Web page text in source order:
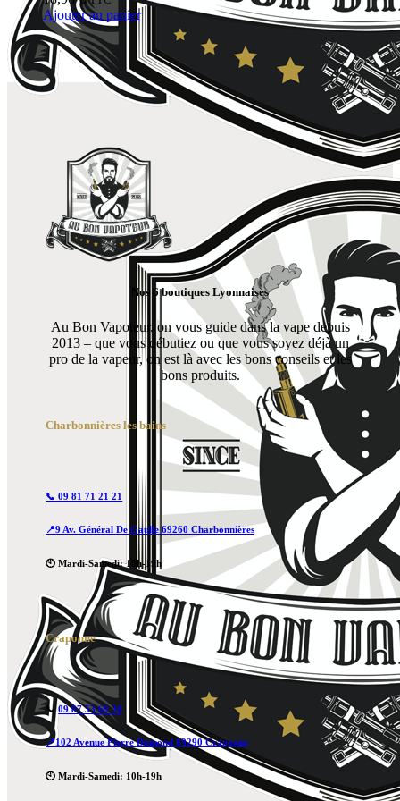
choisies
sur
la
page
du
produit
Ajouter au panier
Nos 6 boutiques Lyonnaises
Au Bon Vapoteur, on vous guide dans la vape depuis
2013 – que vous débutiez ou que vous soyez déjà un
pro de la vapeur, on est là avec les bons conseils et les
bons produits.
Charbonnières les bains
📞 09 81 71 21 21
📍9 Av. Général De Gaulle 69260 Charbonnières
🕙 Mardi-Samedi: 10h-19h
Craponne
📞09 87 53 69 30
📍102 Avenue Pierre Dumond 69290 Craponne
🕙 Mardi-Samedi: 10h-19h